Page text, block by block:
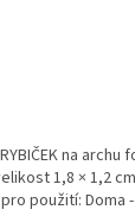
na archu
1,8 × 1,2
použití: Doma